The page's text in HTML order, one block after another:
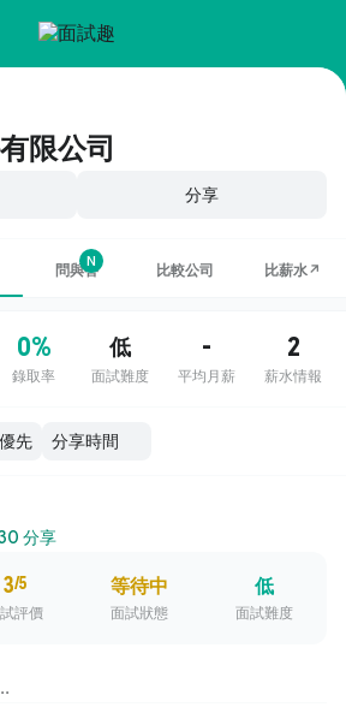
限公司
分享
問與答
N
比較公司 比薪水↗
0%
錄取率
低
面試難度
-
平均月薪
2
薪水情報
分享
3/5
評價
等待中
面試狀態
低
面試難度